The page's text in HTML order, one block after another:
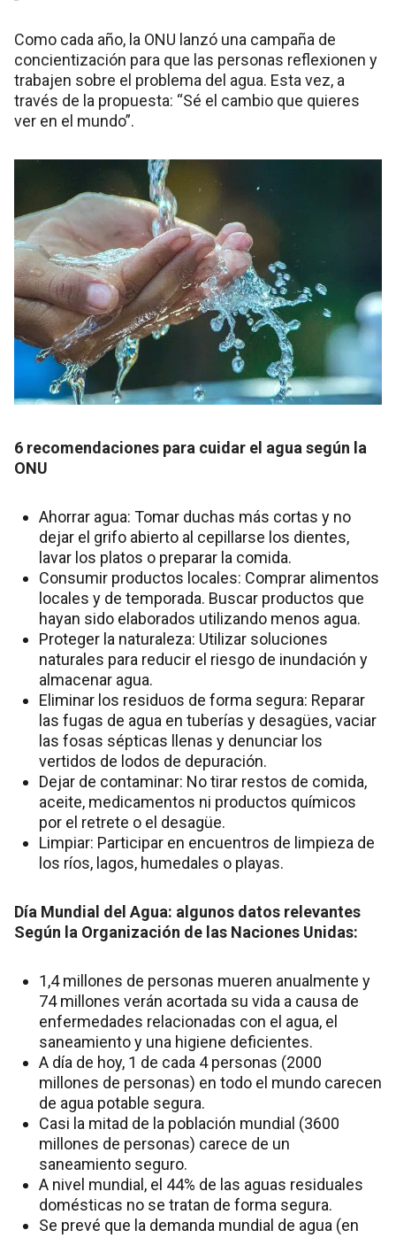
Como cada año, la ONU lanzó una campaña de
concientización para que las personas reflexionen y
trabajen sobre el problema del agua. Esta vez, a
través de la propuesta: “Sé el cambio que quieres
ver en el mundo”.
6 recomendaciones para cuidar el agua según la
ONU
Ahorrar agua: Tomar duchas más cortas y no
dejar el grifo abierto al cepillarse los dientes,
lavar los platos o preparar la comida.
Consumir productos locales: Comprar alimentos
locales y de temporada. Buscar productos que
hayan sido elaborados utilizando menos agua.
Proteger la naturaleza: Utilizar soluciones
naturales para reducir el riesgo de inundación y
almacenar agua.
Eliminar los residuos de forma segura: Reparar
las fugas de agua en tuberías y desagües, vaciar
las fosas sépticas llenas y denunciar los
vertidos de lodos de depuración.
Dejar de contaminar: No tirar restos de comida,
aceite, medicamentos ni productos químicos
por el retrete o el desagüe.
Limpiar: Participar en encuentros de limpieza de
los ríos, lagos, humedales o playas.
Día Mundial del Agua: algunos datos relevantes
Según la Organización de las Naciones Unidas:
1,4 millones de personas mueren anualmente y
74 millones verán acortada su vida a causa de
enfermedades relacionadas con el agua, el
saneamiento y una higiene deficientes.
A día de hoy, 1 de cada 4 personas (2000
millones de personas) en todo el mundo carecen
de agua potable segura.
Casi la mitad de la población mundial (3600
millones de personas) carece de un
saneamiento seguro.
A nivel mundial, el 44% de las aguas residuales
domésticas no se tratan de forma segura.
Se prevé que la demanda mundial de agua (en